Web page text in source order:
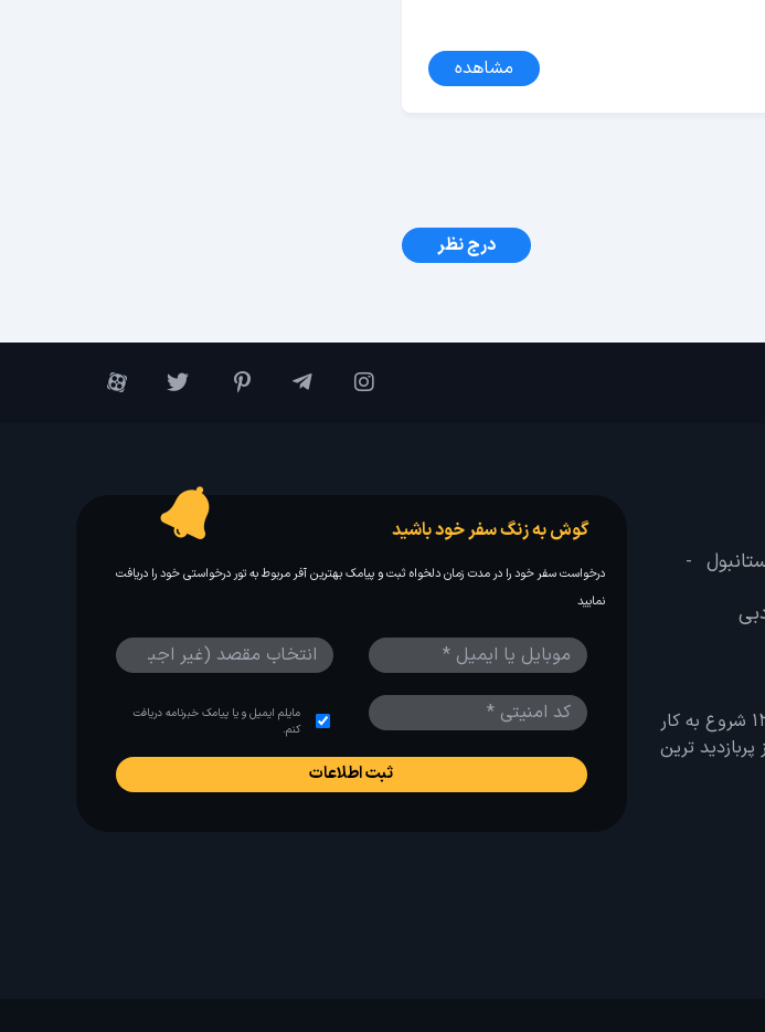
مشاهده
درج نظر
-
وب سایت لحظه آخر با هدف ایجاد بانکی جامع در تمامی زمینه های گردشگری در سال 1391 شروع به کار
پربازدید ترین
گوش به زنگ سفر خود باشید
درخواست سفر خود را در مدت زمان دلخواه ثبت و پیامک بهترین آفر مربوط به تور درخواستی خود را دریافت
نمایید
مایلم ایمیل و یا پیامک خبرنامه دریافت
کنم.